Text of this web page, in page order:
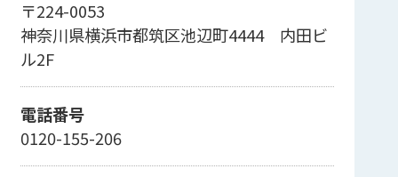
〒224-0053
神奈川県横浜市都筑区池辺町4444 内田ビ
ル2F
電話番号
0120-155-206